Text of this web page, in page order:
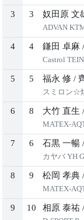
3 3 奴田原 文
ADVAN
4 4 鎌田 卓麻 /
Castrol
5 5 福永 修 /
スミロン☆
6 8 大竹 直生 /
MATEX-
7 6 石黒 一暢 /
カヤバ YH
8 9 松岡 孝典 /
MATEX-
9 10 相原 泰祐 /